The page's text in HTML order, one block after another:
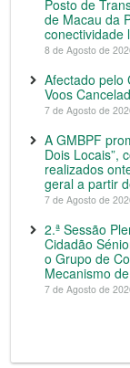
Posto de
de Macau da
conectividade
8 de Agosto de
Afectado pelo
Voos
7 de Agosto de
A GMBPF
Dois Locais”,
realizados
geral a partir
7 de Agosto de
2.ª Sessão
Cidadão
o Grupo de
Mecanismo
7 de Agosto de